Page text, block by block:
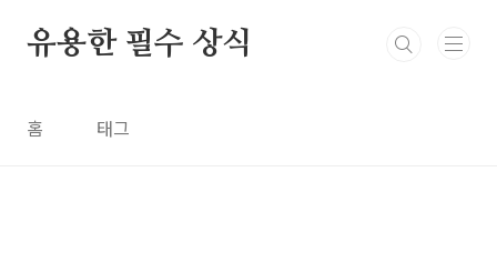
유용한 필수 상식
홈 태그